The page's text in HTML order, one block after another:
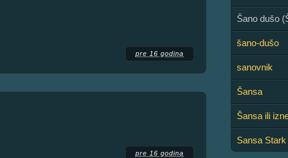
pre 16 godina
pre 16 godina
Šano dušo
šano-dušo
sanovnik
Šansa
Šansa ili
Sansa Stark